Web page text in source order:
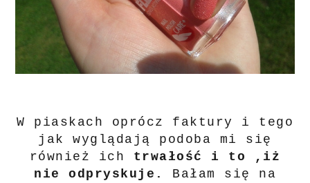
W piaskach oprócz faktury i tego
jak wyglądają podoba mi się
również ich trwałość i to ,iż
nie odpryskuje.
Bałam się na